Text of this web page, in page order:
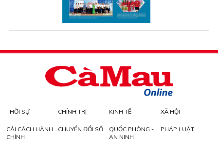
THỜI SỰ CHÍNH TRỊ KINH TẾ XÃ HỘI
CẢI CÁCH HÀNH
CHÍNH
CHUYỂN ĐỔI SỐ
QUỐC PHÒNG -
AN NINH
PHÁP LUẬT